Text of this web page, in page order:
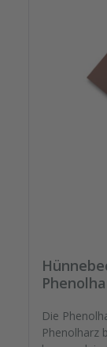
Die
Phenolharz